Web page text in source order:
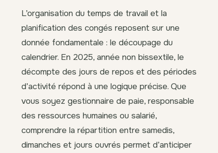
L’organisation du temps de travail et la
planification des congés reposent sur une
donnée fondamentale : le découpage du
calendrier. En 2025, année non bissextile, le
décompte des jours de repos et des périodes
d’activité répond à une logique précise. Que
vous soyez gestionnaire de paie, responsable
des ressources humaines ou salarié,
comprendre la répartition entre samedis,
dimanches et jours ouvrés permet d’anticiper